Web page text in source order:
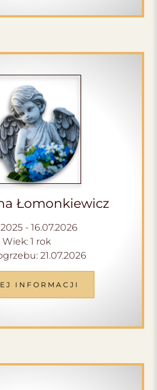
Łomonkiewicz
- 16.07.2026
Wiek: 1 rok
21.07.2026
INFORMACJI